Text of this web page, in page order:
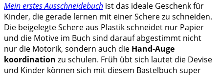
Mein erstes Ausschneidebuch ist das ideale Geschenk für
Kinder, die gerade lernen mit einer Schere zu schneiden.
Die beigelegte Schere aus Plastik schneidet nur Papier
und die Motive im Buch sind darauf abgestimmt nicht
nur die Motorik, sondern auch die Hand-Auge
koordination zu schulen. Früh übt sich lautet die Devise
und Kinder können sich mit diesem Bastelbuch super